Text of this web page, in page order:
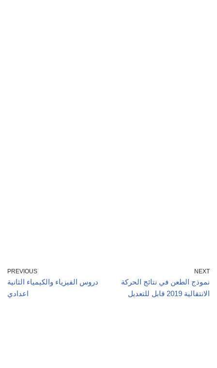
PREVIOUS
دروس الفيزياء والكيمياء الثانية
اعدادي
NEXT
نموذج الطعن في نتائج الحركة
الانتقالية 2019 قابل للتعديل